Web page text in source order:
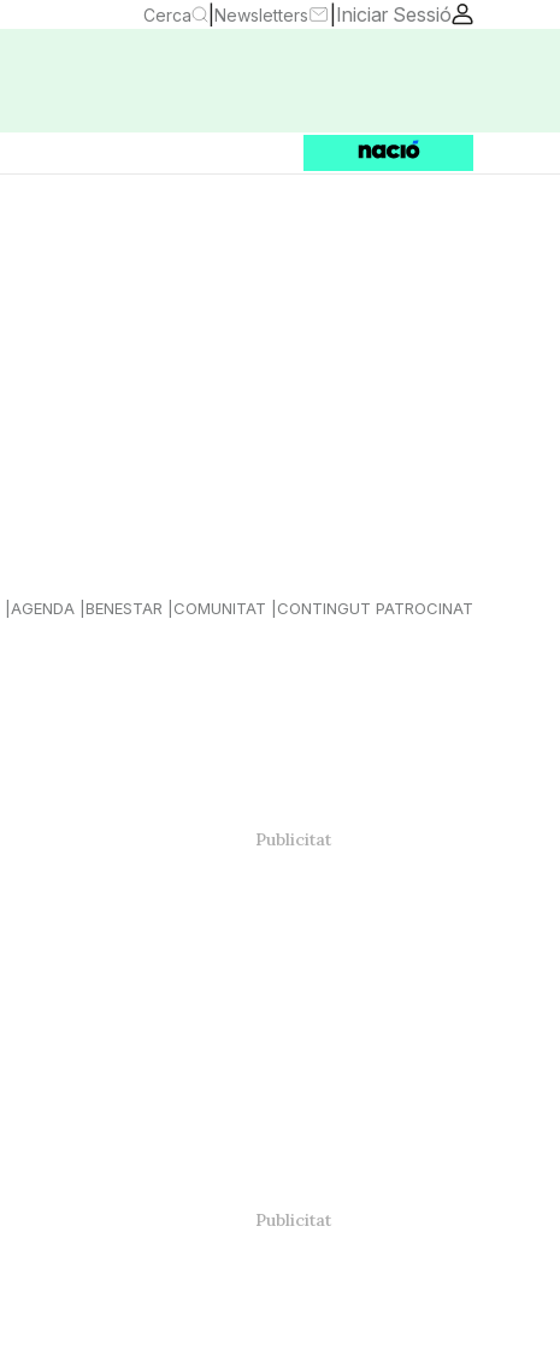
Cerca Newsletters Iniciar Sessió
AGENDA BENESTAR COMUNITAT CONTINGUT PATROCINAT